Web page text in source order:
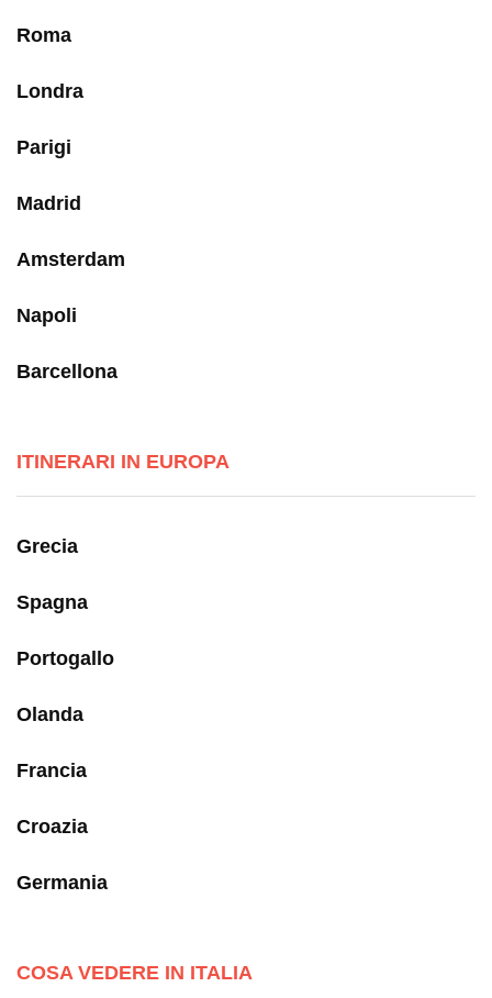
Roma
Londra
Parigi
Madrid
Amsterdam
Napoli
Barcellona
ITINERARI IN EUROPA
Grecia
Spagna
Portogallo
Olanda
Francia
Croazia
Germania
COSA VEDERE IN ITALIA